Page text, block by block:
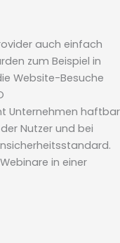
auch einfach
zum Beispiel in
Website-Besuche
Unternehmen haftbar
Nutzer und bei
in einer